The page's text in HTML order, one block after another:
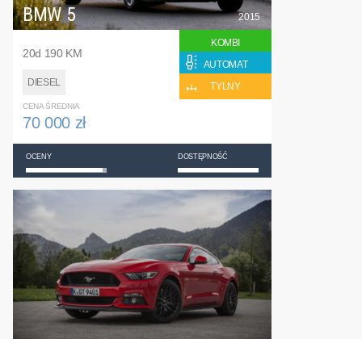
BMW 5
20d 190 KM
DIESEL
2015
KOMBI
AUTOMAT
TYLNY
CENA ŚREDNIA
70 000 zł
OCENY DOSTĘPNOŚĆ